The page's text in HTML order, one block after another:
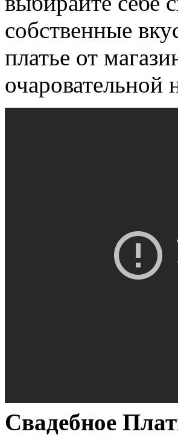
собственные
платье от
очаровательной
Свадебное